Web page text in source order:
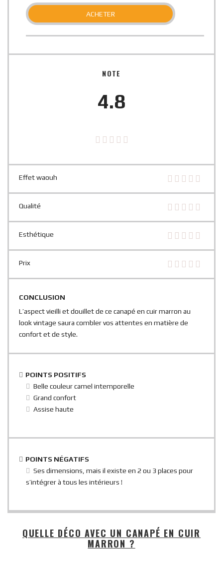
ACHETER
NOTE
4.8
Effet waouh
Qualité
Esthétique
Prix
CONCLUSION
L’aspect vieilli et douillet de ce canapé en cuir marron au
look vintage saura combler vos attentes en matière de
confort et de style.
POINTS POSITIFS
Belle couleur camel intemporelle
Grand confort
Assise haute
POINTS NÉGATIFS
Ses dimensions, mais il existe en 2 ou 3 places pour
s’intégrer à tous les intérieurs !
QUELLE DÉCO AVEC UN CANAPÉ EN CUIR
MARRON ?